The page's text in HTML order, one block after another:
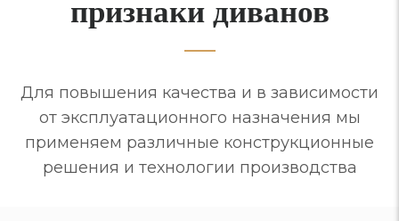
признаки диванов
Для повышения качества и в зависимости
от эксплуатационного назначения мы
применяем различные конструкционные
решения и технологии производства